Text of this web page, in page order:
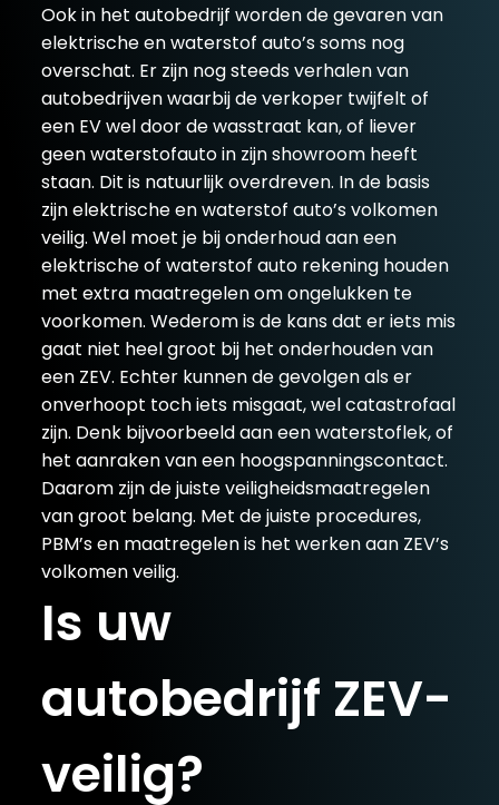
Ook in het autobedrijf worden de gevaren van
elektrische en waterstof auto’s soms nog
overschat. Er zijn nog steeds verhalen van
autobedrijven waarbij de verkoper twijfelt of
een EV wel door de wasstraat kan, of liever
geen waterstofauto in zijn showroom heeft
staan. Dit is natuurlijk overdreven. In de basis
zijn elektrische en waterstof auto’s volkomen
veilig. Wel moet je bij onderhoud aan een
elektrische of waterstof auto rekening houden
met extra maatregelen om ongelukken te
voorkomen. Wederom is de kans dat er iets mis
gaat niet heel groot bij het onderhouden van
een ZEV. Echter kunnen de gevolgen als er
onverhoopt toch iets misgaat, wel catastrofaal
zijn. Denk bijvoorbeeld aan een waterstoflek, of
het aanraken van een hoogspanningscontact.
Daarom zijn de juiste veiligheidsmaatregelen
van groot belang. Met de juiste procedures,
PBM’s en maatregelen is het werken aan ZEV’s
volkomen veilig.
Is uw
autobedrijf ZEV-
veilig?